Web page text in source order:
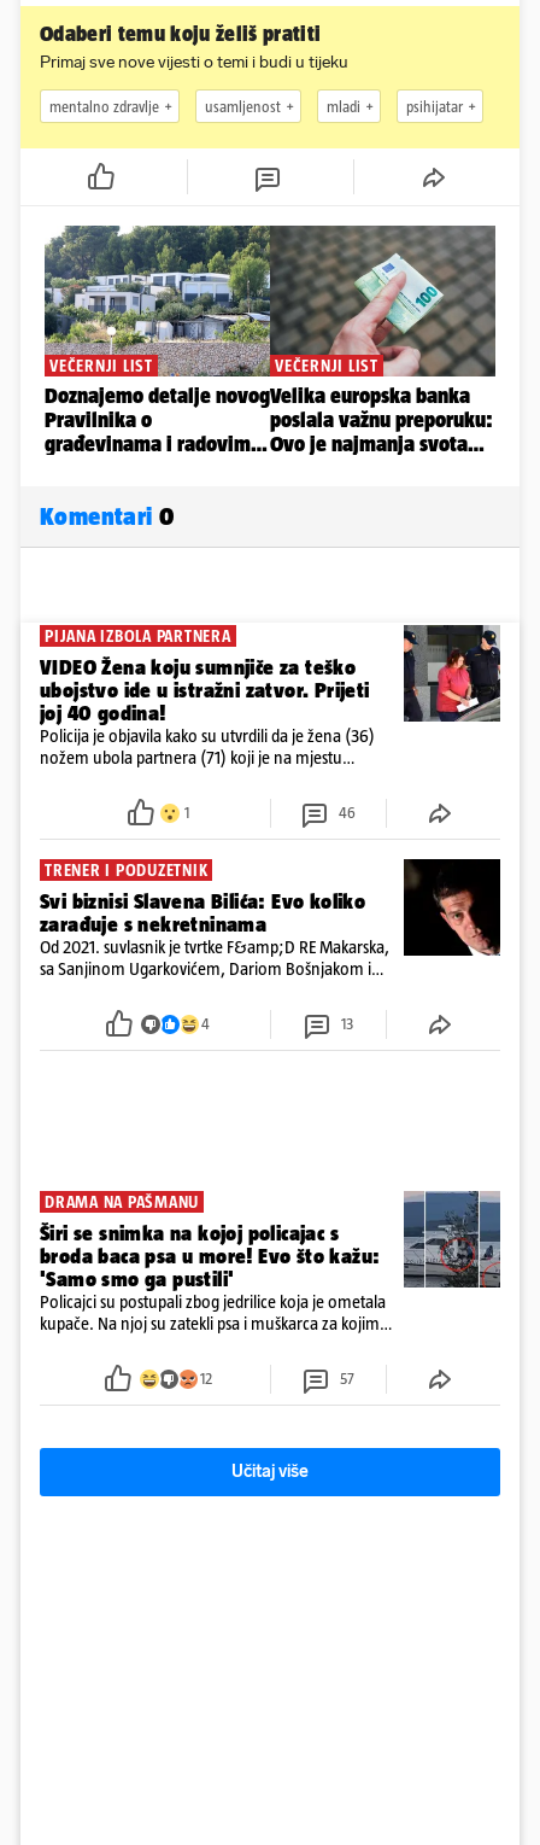
Odaberi temu koju želiš pratiti
Primaj sve nove vijesti o temi i budi u tijeku
mentalno zdravlje usamljenost mladi psihijatar
Komentari 0
PIJANA IZBOLA PARTNERA
VIDEO Žena koju sumnjiče za teško
ubojstvo ide u istražni zatvor. Prijeti
joj 40 godina!
Policija je objavila kako su utvrdili da je žena (36)
nožem ubola partnera (71) koji je na mjestu
ispitali i poslali u istražni zatvor
1 46
TRENER I PODUZETNIK
Svi biznisi Slavena Bilića: Evo koliko
zarađuje s nekretninama
Od 2021. suvlasnik je tvrtke F&amp;D RE Makarska,
sa Sanjinom Ugarkovićem, Dariom Bošnjakom i
poslovanje nekretninama, a od osnutka nema
zaposlenih
4 13
DRAMA NA PAŠMANU
Širi se snimka na kojoj policajac s
broda baca psa u more! Evo što kažu:
'Samo smo ga pustili'
Policajci su postupali zbog jedrilice koja je ometala
kupače. Na njoj su zatekli psa i muškarca za kojim
ga uhitili, a psa je preuzeo komunalni redar
12 57
Učitaj više